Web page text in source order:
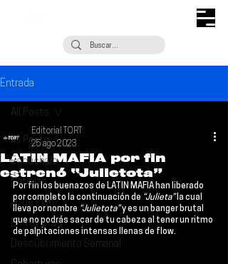
Entrada
All Posts
Escúchalo
Noticias
¿Qué Plan?
Entrevistas
Descubrimiento Semanal
All Posts
LATIN MAFIA por fin
estrenó “Julietota”
Editorial TORT
25 ago 2023
Por fin los buenazos de LATIN MAFIA han liberado
por completo la continuación de “Julieta” la cual
lleva por nombre “Julietota” y es un banger brutal
que no podrás sacar de tu cabeza al tener un ritmo
de palpitaciones intensas llenas de flow.